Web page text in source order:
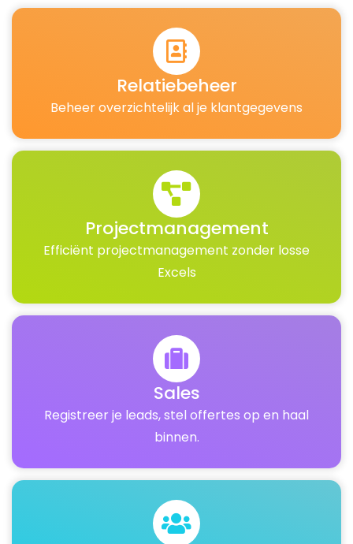
Relatiebeheer
Beheer overzichtelijk al je klantgegevens
Projectmanagement
Efficiënt projectmanagement zonder losse
Excels
Sales
Registreer je leads, stel offertes op en haal
binnen.